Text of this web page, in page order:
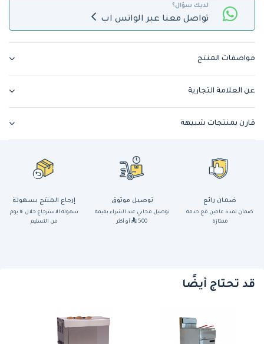
لديك سؤال؟
تواصل معنا عبر الواتس اب
مواصفات المنتج
عن العلامة التجارية
قارن بمنتجات شبيهة
ضمان رائع
ضمان لمدة عامين مع خدمة
ممتازة
توصيل موثوق
توصيل مجاني عند الشراء بقيمة
500
أو أكثر
إرجاع المنتج بسهولة
سهولة الاسترجاع خلال ١٤ يوم
من التسليم
قد تحتاج أيضًا